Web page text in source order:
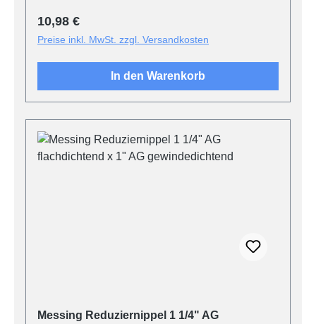
Regulärer Preis:
10,98 €
Preise inkl. MwSt. zzgl. Versandkosten
In den Warenkorb
Messing Reduziernippel 1 1/4" AG